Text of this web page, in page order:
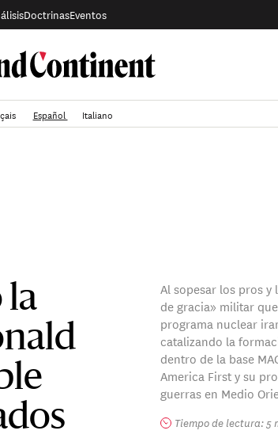
DoctrinasEventos
Español Italiano
la
Al sopesar los pros
de gracia» militar
programa nuclear
catalizando la
dentro de la base
America First y su
guerras en Medio
Tiempo de lectura: 5